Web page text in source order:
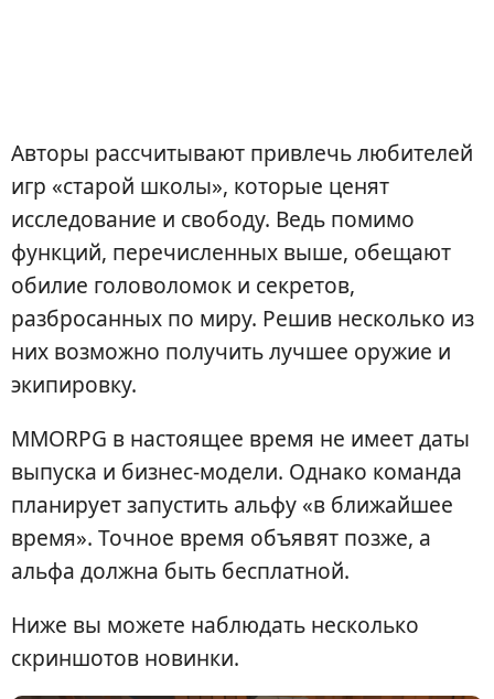
Авторы рассчитывают привлечь любителей
игр «старой школы», которые ценят
исследование и свободу. Ведь помимо
функций, перечисленных выше, обещают
обилие головоломок и секретов,
разбросанных по миру. Решив несколько из
них возможно получить лучшее оружие и
экипировку.
MMORPG в настоящее время не имеет даты
выпуска и бизнес-модели. Однако команда
планирует запустить альфу «в ближайшее
время». Точное время объявят позже, а
альфа должна быть бесплатной.
Ниже вы можете наблюдать несколько
скриншотов новинки.